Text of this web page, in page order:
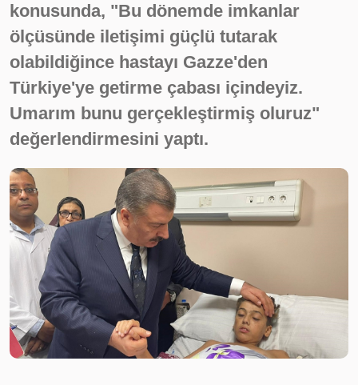
konusunda, "Bu dönemde imkanlar
ölçüsünde iletişimi güçlü tutarak
olabildiğince hastayı Gazze'den
Türkiye'ye getirme çabası içindeyiz.
Umarım bunu gerçekleştirmiş oluruz"
değerlendirmesini yaptı.